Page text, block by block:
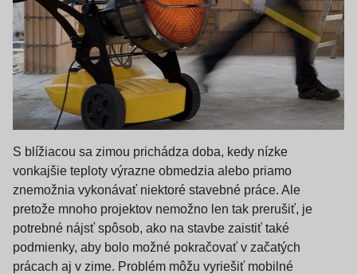
S blížiacou sa zimou prichádza doba, kedy nízke
vonkajšie teploty výrazne obmedzia alebo priamo
znemožnia vykonávať niektoré stavebné práce. Ale
pretože mnoho projektov nemožno len tak prerušiť, je
potrebné nájsť spôsob, ako na stavbe zaistiť také
podmienky, aby bolo možné pokračovať v začatých
prácach aj v zime. Problém môžu vyriešiť mobilné